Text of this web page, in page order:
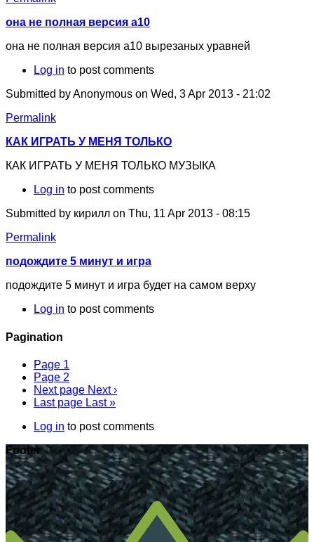
она не полная версия а10
она не полная версия а10 вырезаных уравней
Log in to post comments
Submitted byAnonymous on Wed, 3 Apr 2013 - 21:02
Permalink
КАК ИГРАТЬ У МЕНЯ ТОЛЬКО
КАК ИГРАТЬ У МЕНЯ ТОЛЬКО МУЗЫКА
Log in to post comments
Submitted by кирилл on Thu, 11 Apr 2013 - 08:15
Permalink
подождите 5 минут и игра
подождите 5 минут и игра будет на самом верху
Log in to post comments
Pagination
Page 1
Page 2
Next page Next ›
Last page Last »
Log in to post comments
Footer